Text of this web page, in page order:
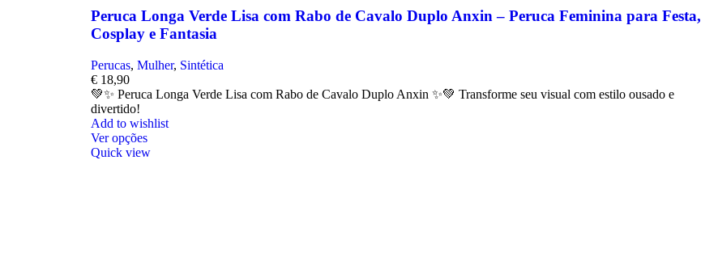
Peruca Longa Verde Lisa com Rabo de Cavalo Duplo Anxin – Peruca Feminina para Festa,
Cosplay e Fantasia
Perucas, Mulher, Sintética
€ 18,90
💚✨ Peruca Longa Verde Lisa com Rabo de Cavalo Duplo Anxin ✨💚 Transforme seu visual com estilo ousado e
divertido!
Add to wishlist
Ver opções
Quick view